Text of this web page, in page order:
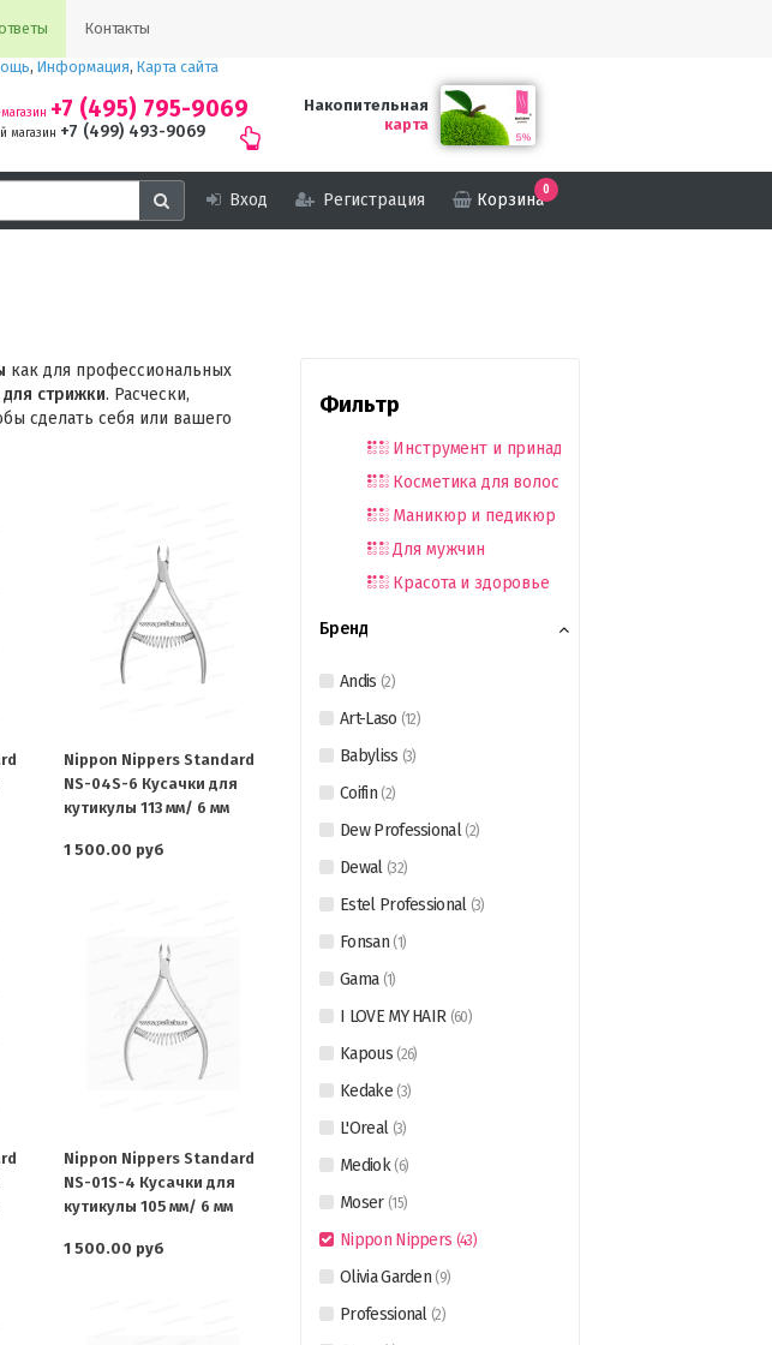
Контакты
, Информация, Карта сайта
+7 (495) 795-9069
магазин +7 (499) 493-9069
Накопительная
карта
Вход Регистрация Корзина
0
Фильтр
Инструмент и принадлежности
Косметика для волос
Маникюр и педикюр
Для мужчин
Красота и здоровье
Бренд
Andis (2)
Art-Laso (12)
Babyliss (3)
Coifin (2)
Dew Professional (2)
Dewal (32)
Estel Professional (3)
Fonsan (1)
Gama (1)
I LOVE MY HAIR (60)
Kapous (26)
Kedake (3)
L'Oreal (3)
Mediok (6)
Moser (15)
Nippon Nippers (43)
Olivia Garden (9)
Professional (2)
как для профессиональных
стрижки. Расчески,
сделать себя или вашего
Nippon Nippers Standard
NS-04S-6 Кусачки для
кутикулы 113 мм/ 6 мм
1 500.00 руб
Nippon Nippers Standard
NS-01S-4 Кусачки для
кутикулы 105 мм/ 6 мм
1 500.00 руб